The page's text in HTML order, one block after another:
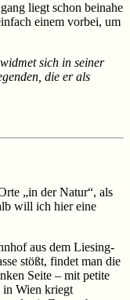
liegt schon beinahe
einem vorbei, um
sich in seiner
die er als
„in der Natur“, als
will ich hier eine
aus dem Liesing-
stößt, findet man die
Seite – mit petite
in Wien kriegt